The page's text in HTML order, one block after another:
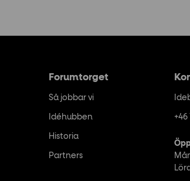
Forumtorget
Så jobbar vi
Idéhubben
Historia
Partners
+46